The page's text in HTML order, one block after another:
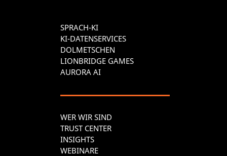
SPRACH-KI
KI-DATENSERVICES
DOLMETSCHEN
LIONBRIDGE GAMES
AURORA AI
WER WIR SIND
TRUST CENTER
INSIGHTS
WEBINARE